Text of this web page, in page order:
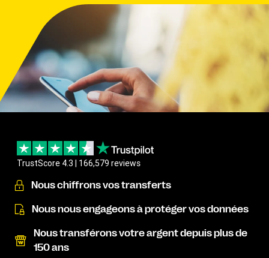
TrustScore 4.3 | 166,579 reviews
Nous chiffrons vos transferts
Nous nous engageons à protéger vos données
Nous transférons votre argent depuis plus de
150 ans